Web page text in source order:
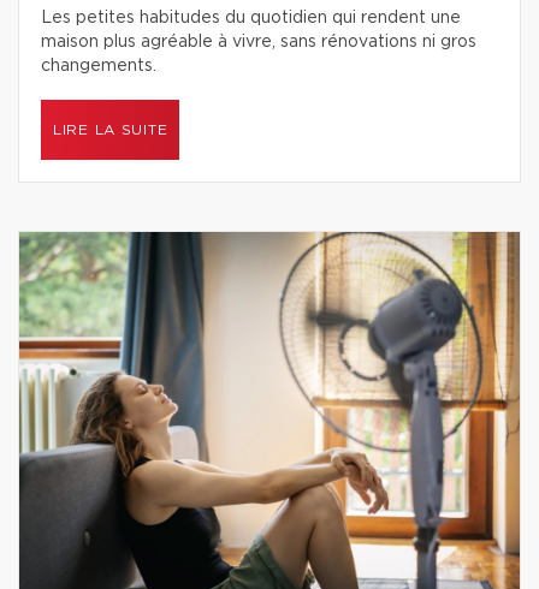
Les petites habitudes du quotidien qui rendent une
maison plus agréable à vivre, sans rénovations ni gros
changements.
LIRE LA SUITE